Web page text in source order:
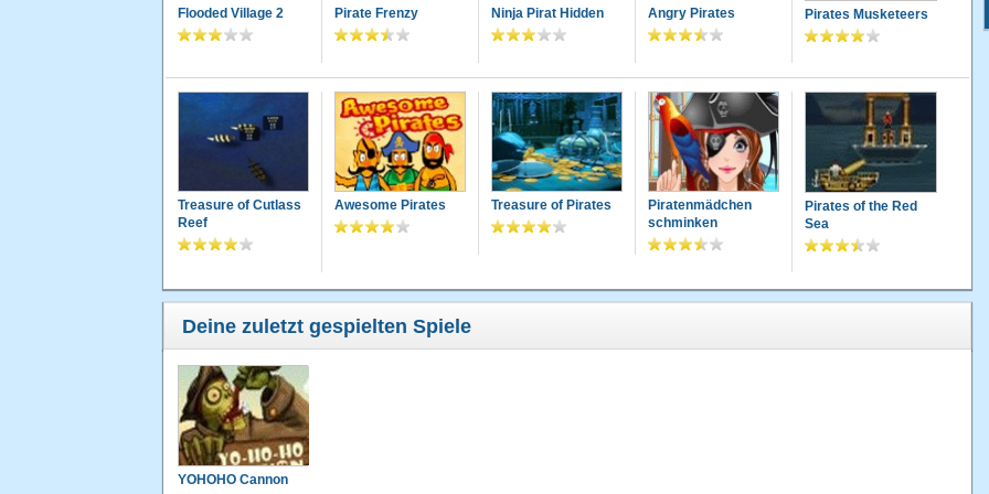
Flooded Village 2 Pirate Frenzy Ninja Pirat Hidden Angry Pirates Pirates Musketeers
Treasure of Cutlass
Reef
Awesome Pirates Treasure of Pirates
Piratenmädchen
schminken
Pirates of the Red
Sea
Deine zuletzt gespielten Spiele
YOHOHO Cannon